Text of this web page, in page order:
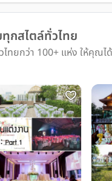
กสไตล์ทั่วไทย
ยกว่า 100+ แห่ง ให้คุณไ